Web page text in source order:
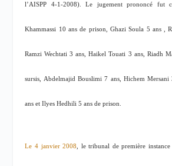
l’AISPP 4-1-2008). Le jugement prononcé fut
Khammassi 10 ans de prison, Ghazi Soula 5 ans ,
Ramzi Wechtati 3 ans, Haikel Touati 3 ans, Riadh
sursis, Abdelmajid Bouslimi 7 ans, Hichem
ans et Ilyes Hedhili 5 ans de prison.
Le 4 janvier 2008 , le tribunal de première